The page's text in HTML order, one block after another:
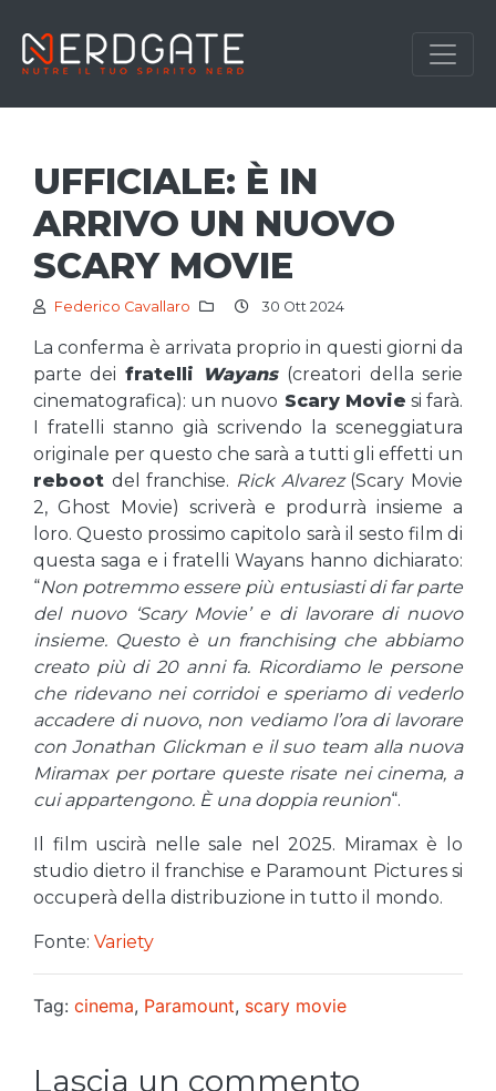
UFFICIALE: È IN
ARRIVO UN NUOVO
SCARY MOVIE
Federico Cavallaro 30 Ott 2024
La conferma è arrivata proprio in questi giorni da
parte dei fratelli Wayans (creatori della serie
cinematografica): un nuovo Scary Movie si farà.
I fratelli stanno già scrivendo la sceneggiatura
originale per questo che sarà a tutti gli effetti un
reboot del franchise. Rick Alvarez(Scary Movie
2, Ghost Movie) scriverà e produrrà insieme a
loro. Questo prossimo capitolo sarà il sesto film di
questa saga e i fratelli Wayans hanno dichiarato:
“Non potremmo essere più entusiasti di far parte
del nuovo ‘Scary Movie’ e di lavorare di nuovo
insieme. Questo è un franchising che abbiamo
creato più di 20 anni fa. Ricordiamo le persone
che ridevano nei corridoi e speriamo di vederlo
accadere di nuovo, non vediamo l’ora di lavorare
con Jonathan Glickman e il suo team alla nuova
Miramax per portare queste risate nei cinema, a
cui appartengono. È una doppia reunion“.
Il film uscirà nelle sale nel 2025. Miramax è lo
studio dietro il franchise e Paramount Pictures si
occuperà della distribuzione in tutto il mondo.
Fonte: Variety
Tag: cinema, Paramount, scary movie
Lascia un commento